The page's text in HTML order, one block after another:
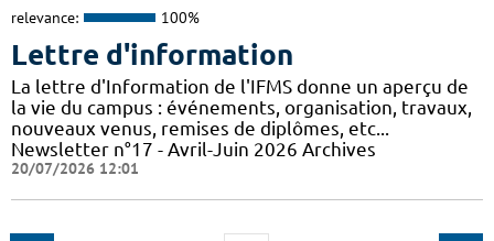
relevance: 100%
Lettre d'information
La lettre d'Information de l'IFMS donne un aperçu de
la vie du campus : événements, organisation, travaux,
nouveaux venus, remises de diplômes, etc...
Newsletter n°17 - Avril-Juin 2026 Archives
20/07/2026 12:01